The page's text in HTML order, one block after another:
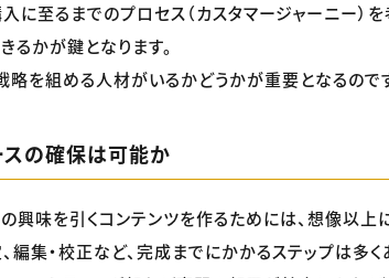
に至るまでのプロセス（カスタマージャーニー）
るかが鍵となります。
略を組める人材がいるかどうかが重要となるのです
スの確保は可能か
興味を引くコンテンツを作るためには、想像以
編集・校正など、完成までにかかるステップは多く